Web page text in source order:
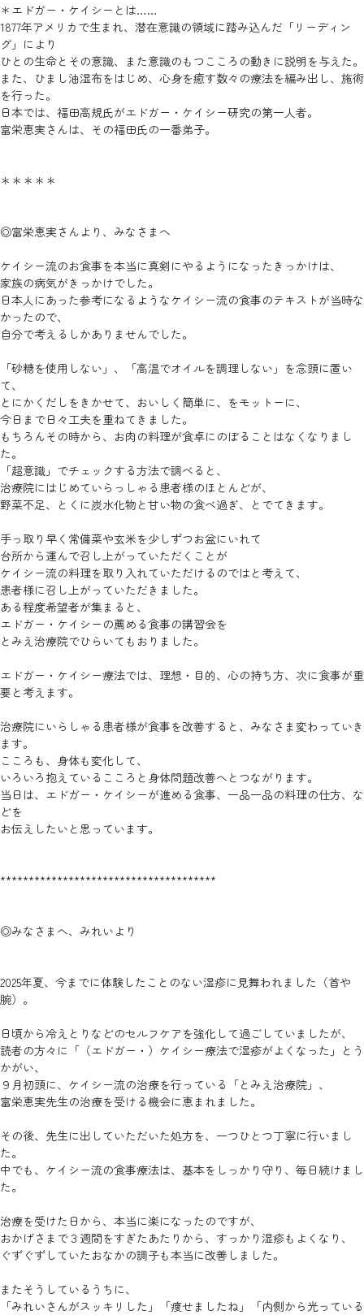
＊エドガー・ケイシーとは……
1877年アメリカで生まれ、潜在意識の領域に踏み込んだ「リーディン
グ」により
ひとの生命とその意識、また意識のもつこころの動きに説明を与えた。
また、ひまし油湿布をはじめ、心身を癒す数々の療法を編み出し、施術
を行った。
日本では、福田高規氏がエドガー・ケイシー研究の第一人者。
富栄恵実さんは、その福田氏の一番弟子。
＊＊＊＊＊
◎富栄恵実さんより、みなさまへ
ケイシー流のお食事を本当に真剣にやるようになったきっかけは、
家族の病気がきっかけでした。
日本人にあった参考になるようなケイシー流の食事のテキストが当時な
かったので、
自分で考えるしかありませんでした。
「砂糖を使用しない」、「高温でオイルを調理しない」を念頭に置い
て、
とにかくだしをきかせて、おいしく簡単に、をモットーに、
今日まで日々工夫を重ねてきました。
もちろんその時から、お肉の料理が食卓にのぼることはなくなりまし
た。
「超意識」でチェックする方法で調べると、
治療院にはじめていらっしゃる患者様のほとんどが、
野菜不足、とくに炭水化物と甘い物の食べ過ぎ、とでてきます。
手っ取り早く常備菜や玄米を少しずつお盆にいれて
台所から運んで召し上がっていただくことが
ケイシー流の料理を取り入れていただけるのではと考えて、
患者様に召し上がっていただきました。
ある程度希望者が集まると、
エドガー・ケイシーの薦める食事の講習会を
とみえ治療院でひらいてもおりました。
エドガー・ケイシー療法では、理想・目的、心の持ち方、次に食事が重
要と考えます。
治療院にいらしゃる患者様が食事を改善すると、みなさま変わっていき
ます。
こころも、身体も変化して、
いろいろ抱えているこころと身体問題改善へとつながります。
当日は、エドガー・ケイシーが進める食事、一品一品の料理の仕方、な
どを
お伝えしたいと思っています。
**************************************
◎みなさまへ、みれいより
2025年夏、今までに体験したことのない湿疹に見舞われました（首や
腕）。
日頃から冷えとりなどのセルフケアを強化して過ごしていましたが、
読者の方々に「（エドガー・）ケイシー療法で湿疹がよくなった」とう
かがい、
９月初頭に、ケイシー流の治療を行っている「とみえ治療院」、
富栄恵実先生の治療を受ける機会に恵まれました。
その後、先生に出していただいた処方を、一つひとつ丁寧に行いまし
た。
中でも、ケイシー流の食事療法は、基本をしっかり守り、毎日続けまし
た。
治療を受けた日から、本当に楽になったのですが、
おかげさまで３週間をすぎたあたりから、すっかり湿疹もよくなり、
ぐずぐずしていたおなかの調子も本当に改善しました。
またそうしているうちに、
「みれいさんがスッキリした」「痩せましたね」「内側から光っている